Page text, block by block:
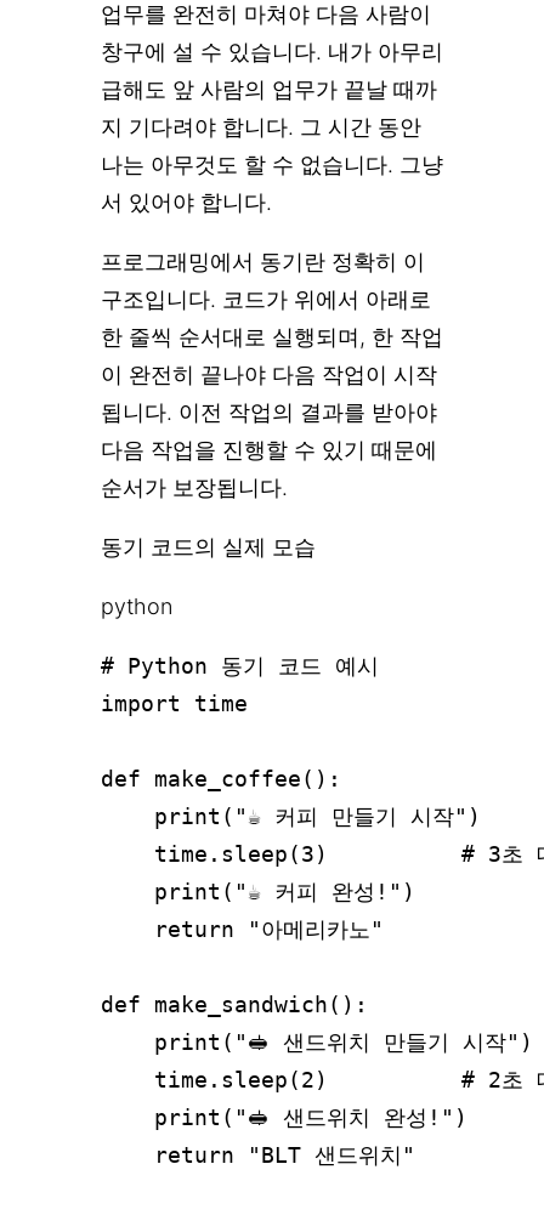
업무를 완전히 마쳐야 다음 사람이
창구에 설 수 있습니다. 내가 아무리
급해도 앞 사람의 업무가 끝날 때까
지 기다려야 합니다. 그 시간 동안
나는 아무것도 할 수 없습니다. 그냥
서 있어야 합니다.
프로그래밍에서 동기란 정확히 이
구조입니다. 코드가 위에서 아래로
한 줄씩 순서대로 실행되며, 한 작업
이 완전히 끝나야 다음 작업이 시작
됩니다. 이전 작업의 결과를 받아야
다음 작업을 진행할 수 있기 때문에
순서가 보장됩니다.
동기 코드의 실제 모습
python
# Python 동기 코드 예시
import time
def make_coffee():
    print("☕ 커피 만들기 시작")
time.sleep(3)          # 3초
    print("☕ 커피 완성!")
    return "아메리카노"
def make_sandwich():
    print("🥪 샌드위치 만들기 시작")
time.sleep(2)          # 2초
    print("🥪 샌드위치 완성!")
    return "BLT 샌드위치"